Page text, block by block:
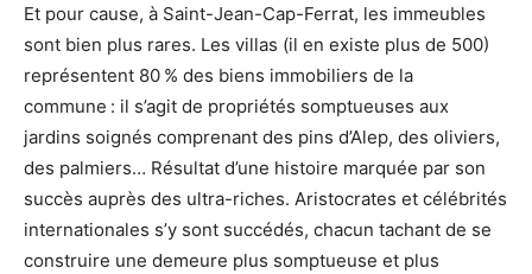
Et pour cause, à Saint-Jean-Cap-Ferrat, les immeubles
sont bien plus rares. Les villas (il en existe plus de 500)
représentent 80 % des biens immobiliers de la
commune : il s’agit de propriétés somptueuses aux
jardins soignés comprenant des pins d’Alep, des oliviers,
des palmiers… Résultat d’une histoire marquée par son
succès auprès des ultra-riches. Aristocrates et célébrités
internationales s’y sont succédés, chacun tachant de se
construire une demeure plus somptueuse et plus